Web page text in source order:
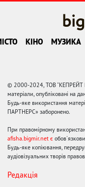
КІНО МУЗИКА
© 2000-2024, ТОВ "КЕПРЕЙТ
матеріали, опубліковані на
Будь-яке використання
ПАРТНЕРС» заборонено.
При правомірному
afisha.bigmir.net є
Будь-яке копіювання,
аудіовізуальних творів
Редакція